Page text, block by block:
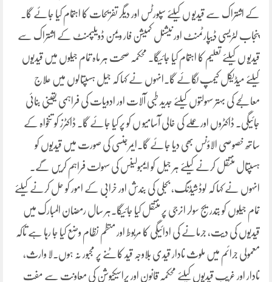
کے اشتراک سے قیدیو ں کیلئے سپورٹس اور دیگر تفریحات کا اہتمام کیا جائے گا۔
پنجاب لٹریسی ڈیپارٹمنٹ اور نیشنل کمیشن فار ویمن ڈویلپمنٹ کے اشتراک سے
قیدیو ں کیلئے تعلیم کا اہتمام کیا جائیگا۔ محکمہ صحت ہر ماہ تمام جیلوں میں قیدیوں
کیلئے میڈیکل کیمپ لگائے گا۔انہوں نے کہا کہ جیل ہسپتالوں میں علاج
معالجے کی بہتر سہولتوں کیلئے جدید طبی آلات اور ادویات کی فراہمی یقینی بنائی
جائیگی۔ ڈاکٹروں اور عملے کی خالی آسامیو ں کو پر کیا جائے گا۔ ڈاکٹرز کو تنخواہ کے
ساتھ خصوصی الاؤنس بھی دیا جائے گا۔ایمرجنسی کی صورت میں قیدیوں کو
ہسپتال منتقل کرنے کیلئے ہر جیل کو ایمبولینس کی سہولت فراہم کریں گے۔
انہوں نے کہا کہ لوڈشیڈنگ، بجلی کی بندش اور خرابی کے امور کو حل کرنے کیلئے
تمام جیلوں کو بتدریج سولر انرجی پر منتقل کیا جائیگا۔ہر سال رمضان المبارک میں
قیدیوں کی دیت، جرمانے کی ادائیگی کا مربوط اور منظم نظام وضع کیا جا رہا ہے تاکہ
معمولی جرائم میں ملوث نادار قیدی بلاوجہ قید کاٹنے پر مجبور نہ ہوں۔لا وارث،
نادار اور غریب قیدیوں کیلئے محکمہ قانون اور پراسیکیوشن کی معاونت سے مفت